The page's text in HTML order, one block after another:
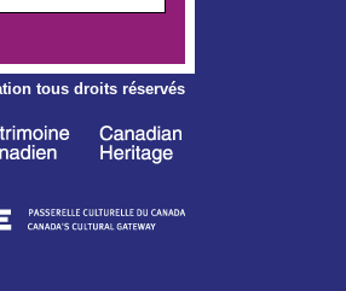
tous droits réservés